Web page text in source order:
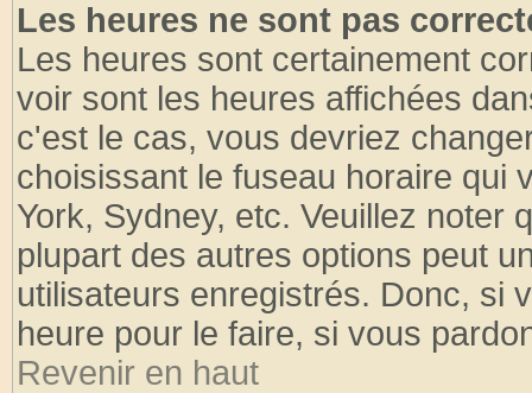
Les heures ne sont pas
Les heures sont certainement
voir sont les heures affichées
c'est le cas, vous devriez
choisissant le fuseau horaire qui
York, Sydney, etc. Veuillez noter
plupart des autres options peut
utilisateurs enregistrés. Donc, si
heure pour le faire, si vous
Revenir en haut